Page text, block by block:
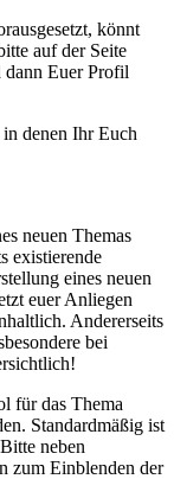
könnt
auf der Seite
Euer Profil
denen Ihr Euch
neuen Themas
existierende
eines neuen
euer Anliegen
Andererseits
bei
für das Thema
Standardmäßig ist
neben
zum Einblenden der